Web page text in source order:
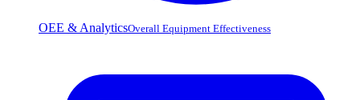
OEE & AnalyticsOverall Equipment Effectiveness